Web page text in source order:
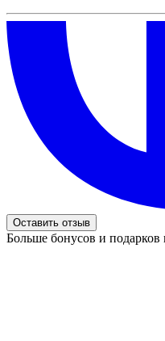
Оставить отзыв
Больше бонусов и